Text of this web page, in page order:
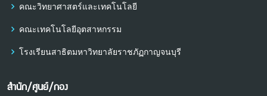
คณะวิทยาศาสตร์และเทคโนโลยี
คณะเทคโนโลยีอุตสาหกรรม
โรงเรียนสาธิตมหาวิทยาลัยราชภัฏกาญจนบุรี
สำนัก/ศูนย์/กอง